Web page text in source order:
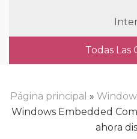
Todas Las
Página principal »
Windows Embedded
ahora